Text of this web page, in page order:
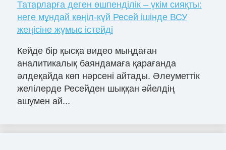
Татарларға деген өшпенділік – үкім сияқты:
неге мұндай көңіл-күй Ресей ішінде ВСУ
жеңісіне жұмыс істейді
Кейде бір қысқа видео мыңдаған
аналитикалық баяндамаға қарағанда
әлдеқайда көп нәрсені айтады. Әлеуметтік
желілерде Ресейден шыққан әйелдің
ашумен ай...